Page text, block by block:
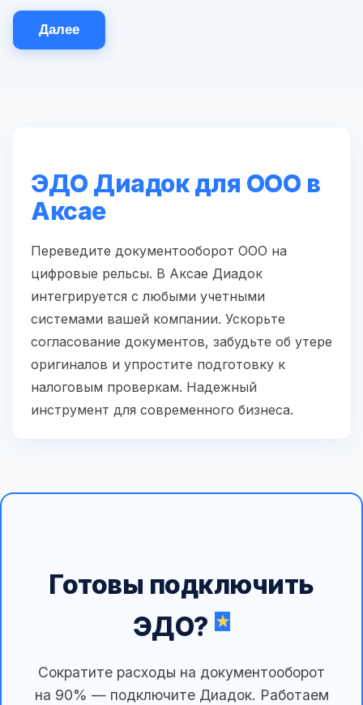
Далее
ЭДО Диадок для ООО в
Аксае
Переведите документооборот ООО на
цифровые рельсы. В Аксае Диадок
интегрируется с любыми учетными
системами вашей компании. Ускорьте
согласование документов, забудьте об утере
оригиналов и упростите подготовку к
налоговым проверкам. Надежный
инструмент для современного бизнеса.
Готовы подключить
ЭДО?
Сократите расходы на документооборот
на 90% — подключите Диадок. Работаем